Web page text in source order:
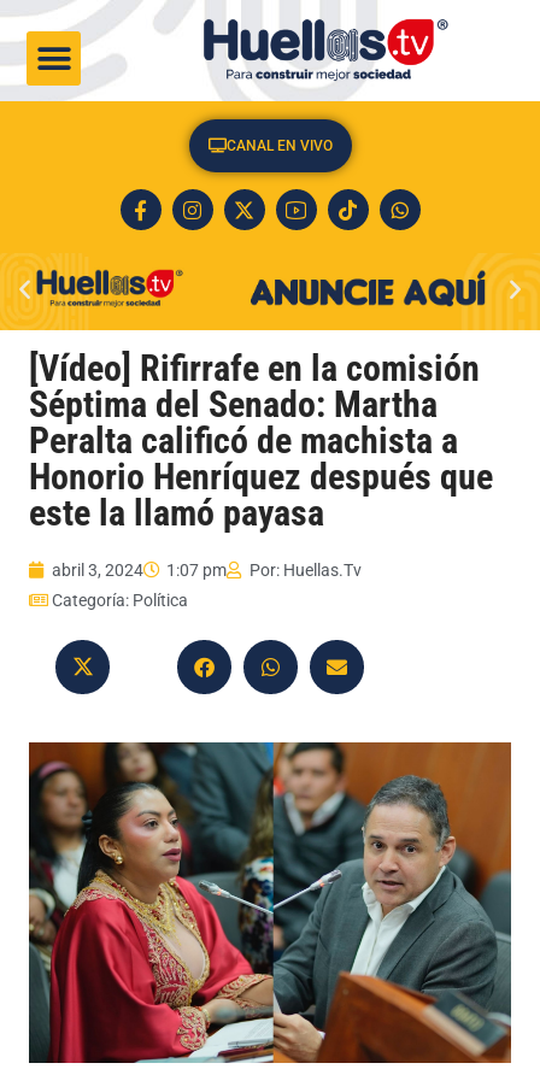
CANAL EN VIVO
[Vídeo] Rifirrafe en la comisión
Séptima del Senado: Martha
Peralta calificó de machista a
Honorio Henríquez después que
este la llamó payasa
abril 3, 2024 1:07 pm Por: Huellas.Tv
Categoría: Política